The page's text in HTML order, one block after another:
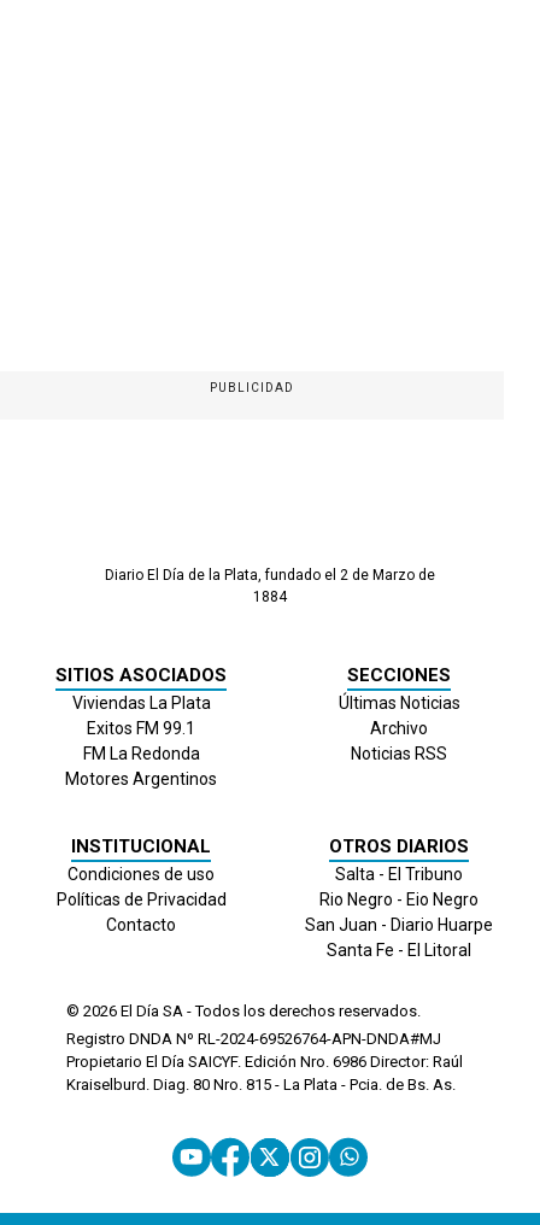
PUBLICIDAD
Diario El Día de la Plata, fundado el 2 de Marzo de
1884
SITIOS ASOCIADOS
Viviendas La Plata
Exitos FM 99.1
FM La Redonda
Motores Argentinos
SECCIONES
Últimas Noticias
Archivo
Noticias RSS
INSTITUCIONAL
Condiciones de uso
Políticas de Privacidad
Contacto
OTROS DIARIOS
Salta - El Tribuno
Rio Negro - Eio Negro
San Juan - Diario Huarpe
Santa Fe - El Litoral
© 2026 El Día SA - Todos los derechos reservados.
Registro DNDA Nº RL-2024-69526764-APN-DNDA#MJ
Propietario El Día SAICYF. Edición Nro. 6986 Director: Raúl
Kraiselburd. Diag. 80 Nro. 815 - La Plata - Pcia. de Bs. As.